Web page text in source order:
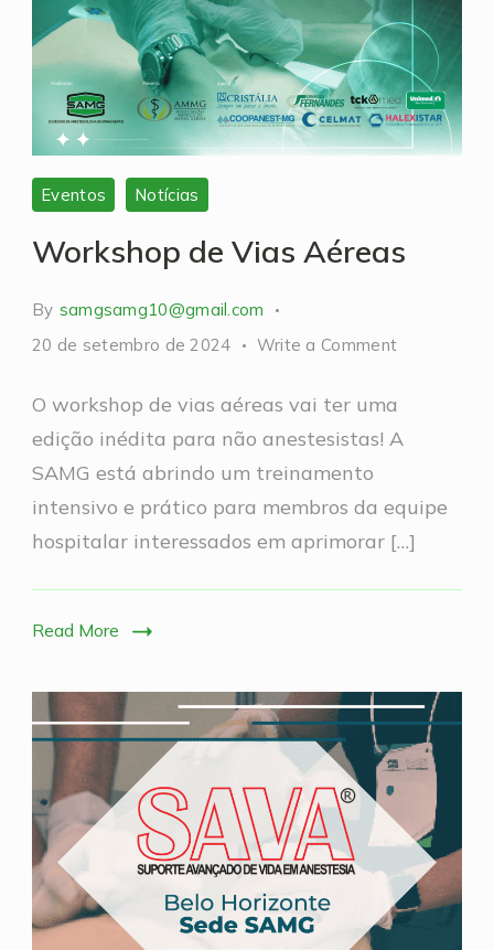
Eventos Notícias
Workshop de Vias Aéreas
By samgsamg10@gmail.com
20 de setembro de 2024
Write a Commenton
Vias
O workshop de vias aéreas vai ter uma
edição inédita para não anestesistas! A
SAMG está abrindo um treinamento
intensivo e prático para membros da equipe
hospitalar interessados em aprimorar […]
Read More